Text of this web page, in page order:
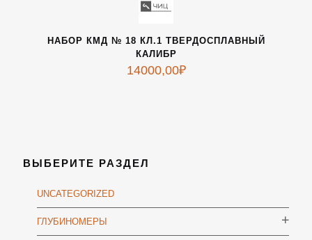
НАБОР КМД № 18 КЛ.1 ТВЕРДОСПЛАВНЫЙ
КАЛИБР
14000,00₽
ВЫБЕРИТЕ РАЗДЕЛ
UNCATEGORIZED
ГЛУБИНОМЕРЫ